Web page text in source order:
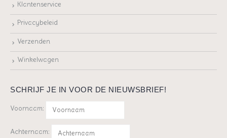
Klantenservice
Privacybeleid
Verzenden
Winkelwagen
SCHRIJF JE IN VOOR DE NIEUWSBRIEF!
Voornaam:
Achternaam: